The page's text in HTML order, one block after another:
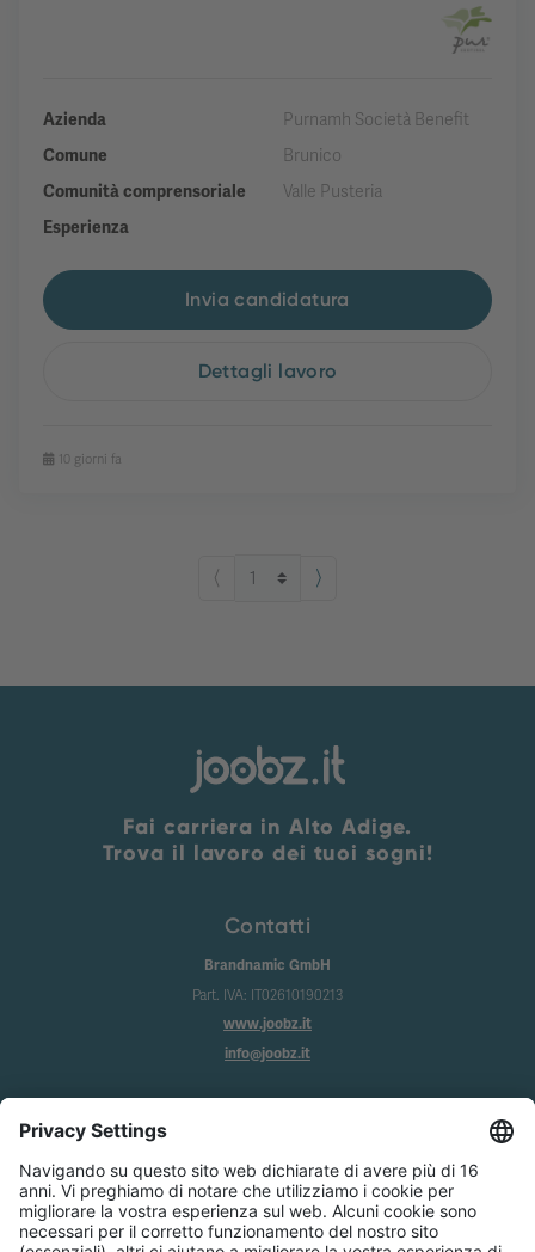
Azienda
Purnamh Società Benefit
Comune
Brunico
Comunità comprensoriale
Valle Pusteria
Esperienza
Invia candidatura
Dettagli lavoro
10 giorni fa
⟨ ⟩
Fai carriera in Alto Adige.
Trova il lavoro dei tuoi sogni!
Contatti
Brandnamic GmbH
Part. IVA: IT02610190213
www.joobz.it
info@joobz.it
Privacy
Condizioni generali
Impostazione dei cookie